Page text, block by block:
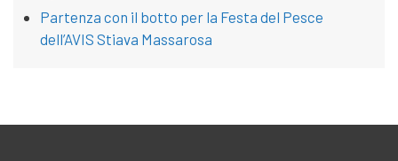
Partenza con il botto per la Festa del Pesce
dell’AVIS Stiava Massarosa